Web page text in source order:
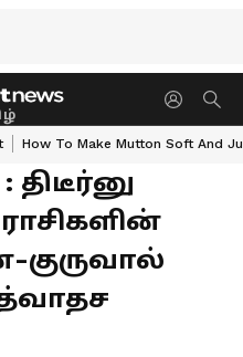
How To Make Mutton Soft And
: திடீர்னு
குருவால்